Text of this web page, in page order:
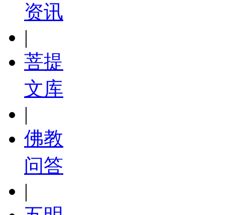
资讯
|
菩提
文库
|
佛教
问答
|